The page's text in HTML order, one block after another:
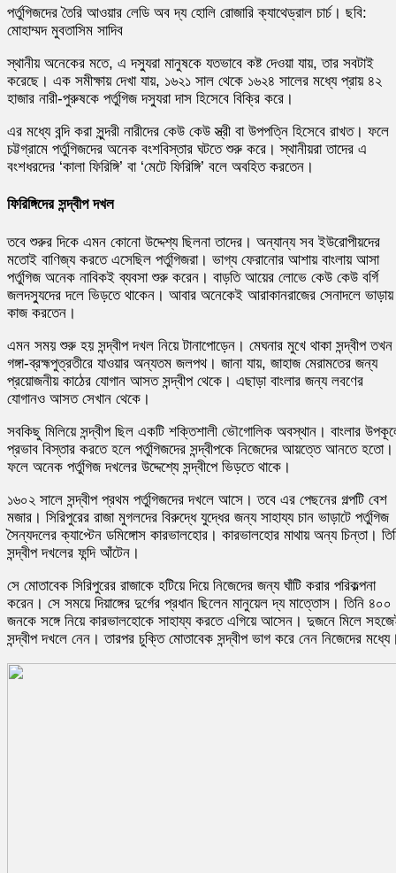
পর্তুগিজদের তৈরি আওয়ার লেডি অব দ্য হোলি রোজারি ক্যাথেড্রাল চার্চ। ছবি:
মোহাম্মদ মুবতাসিম সাদিব
স্থানীয় অনেকের মতে, এ দস্যুরা মানুষকে যতভাবে কষ্ট দেওয়া যায়, তার সবটাই
করেছে। এক সমীক্ষায় দেখা যায়, ১৬২১ সাল থেকে ১৬২৪ সালের মধ্যে প্রায় ৪২
হাজার নারী-পুরুষকে পর্তুগিজ দস্যুরা দাস হিসেবে বিক্রি করে।
এর মধ্যে বন্দি করা সুন্দরী নারীদের কেউ কেউ স্ত্রী বা উপপত্নি হিসেবে রাখত। ফলে
চট্টগ্রামে পর্তুগিজদের অনেক বংশবিস্তার ঘটতে শুরু করে। স্থানীয়রা তাদের এ
বংশধরদের ‘কালা ফিরিঙ্গি’ বা ‘মেটে ফিরিঙ্গি’ বলে অবহিত করতেন।
ফিরিঙ্গিদের সন্দ্বীপ দখল
তবে শুরুর দিকে এমন কোনো উদ্দেশ্য ছিলনা তাদের। অন্যান্য সব ইউরোপীয়দের
মতোই বাণিজ্য করতে এসেছিল পর্তুগিজরা। ভাগ্য ফেরানোর আশায় বাংলায় আসা
পর্তুগিজ অনেক নাবিকই ব্যবসা শুরু করেন। বাড়তি আয়ের লোভে কেউ কেউ বর্গি
জলদস্যুদের দলে ভিড়তে থাকেন। আবার অনেকেই আরাকানরাজের সেনাদলে ভাড়ায়
কাজ করতেন।
এমন সময় শুরু হয় সন্দ্বীপ দখল নিয়ে টানাপোড়েন। মেঘনার মুখে থাকা সন্দ্বীপ তখন
গঙ্গা-ব্রহ্মপুত্রতীরে যাওয়ার অন্যতম জলপথ। জানা যায়, জাহাজ মেরামতের জন্য
প্রয়োজনীয় কাঠের যোগান আসত সন্দ্বীপ থেকে। এছাড়া বাংলার জন্য লবণের
যোগানও আসত সেখান থেকে।
সবকিছু মিলিয়ে সন্দ্বীপ ছিল একটি শক্তিশালী ভৌগোলিক অবস্থান। বাংলার
প্রভাব বিস্তার করতে হলে পর্তুগিজদের সন্দ্বীপকে নিজেদের আয়ত্তে আনতে হতো।
ফলে অনেক পর্তুগিজ দখলের উদ্দেশ্যে সন্দ্বীপে ভিড়তে থাকে।
১৬০২ সালে সন্দ্বীপ প্রথম পর্তুগিজদের দখলে আসে। তবে এর পেছনের গল্পটি বেশ
মজার। সিরিপুরের রাজা মুগলদের বিরুদ্ধে যুদ্ধের জন্য সাহায্য চান ভাড়াটে পর্তুগিজ
সৈন্যদলের ক্যাপ্টেন ডমিঙ্গোস কারভালহোর। কারভালহোর মাথায় অন্য চিন্তা।
সন্দ্বীপ দখলের ফন্দি আঁটেন।
সে মোতাবেক সিরিপুরের রাজাকে হটিয়ে দিয়ে নিজেদের জন্য ঘাঁটি করার পরিকল্পনা
করেন। সে সময়ে দিয়াঙ্গের দুর্গের প্রধান ছিলেন মানুয়েল দ্য মাত্তোস। তিনি ৪০০
জনকে সঙ্গে নিয়ে কারভালহোকে সাহায্য করতে এগিয়ে আসেন। দুজনে মিলে
সন্দ্বীপ দখলে নেন। তারপর চুক্তি মোতাবেক সন্দ্বীপ ভাগ করে নেন নিজেদের